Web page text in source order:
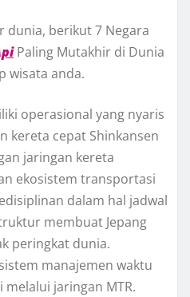
dunia, berikut 7 Negara
Paling Mutakhir di Dunia
wisata anda.
operasional yang nyaris
kereta cepat Shinkansen
jaringan kereta
ekosistem transportasi
dalam hal jadwal
membuat Jepang
peringkat dunia.
manajemen waktu
jaringan MTR.